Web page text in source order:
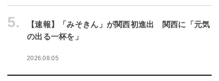
5.
【速報】「みそきん」が関西初進出 関西に「元気
の出る一杯を」
2026.08.05